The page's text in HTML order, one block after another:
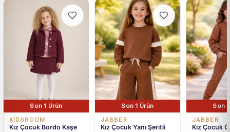
Son 1 Ürün
KİDSROOM
Kız Çocuk Bordo Kaşe
Son 1 Ürün
JABBER
Kız Çocuk Yanı Şeritli
Son
JABBER
Kız Çocuk